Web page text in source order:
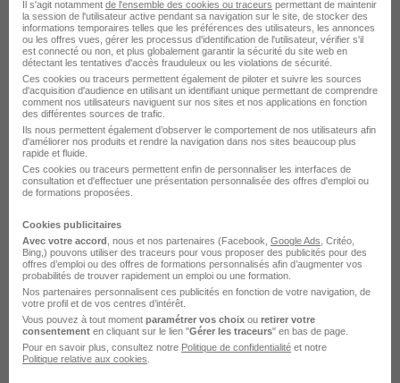
Découvrir 1 job
Sovitrat recrutement
Recrutement - Placement - Conseils RH
Découvrir
Il s'agit notamment de l'ensemble des cookies ou traceurs permettant de maintenir
la session de l'utilisateur active pendant sa navigation sur le site, de stocker des
informations temporaires telles que les préférences des utilisateurs, les annonces
ou les offres vues, gérer les processus d'identification de l'utilisateur, vérifier s'il
est connecté ou non, et plus globalement garantir la sécurité du site web en
détectant les tentatives d'accès frauduleux ou les violations de sécurité.
Ces cookies ou traceurs permettent également de piloter et suivre les sources
d'acquisition d'audience en utilisant un identifiant unique permettant de comprendre
comment nos utilisateurs naviguent sur nos sites et nos applications en fonction
des différentes sources de trafic.
Ils nous permettent également d’observer le comportement de nos utilisateurs afin
d'améliorer nos produits et rendre la navigation dans nos sites beaucoup plus
rapide et fluide.
Ces cookies ou traceurs permettent enfin de personnaliser les interfaces de
consultation et d'effectuer une présentation personnalisée des offres d'emploi ou
de formations proposées.
Cookies publicitaires
Avec votre accord , nous et nos partenaires (Facebook, Google Ads , Critéo,
Bing,) pouvons utiliser des traceurs pour vous proposer des publicités pour des
offres d’emploi ou des offres de formations personnalisés afin d’augmenter vos
probabilités de trouver rapidement un emploi ou une formation.
Nos partenaires personnalisent ces publicités en fonction de votre navigation, de
votre profil et de vos centres d’intérêt.
Vous pouvez à tout moment paramétrer vos choix ou retirer votre
consentement en cliquant sur le lien "Gérer les traceurs" en bas de page.
Pour en savoir plus, consultez notre Politique de confidentialité et notre
Politique relative aux cookies